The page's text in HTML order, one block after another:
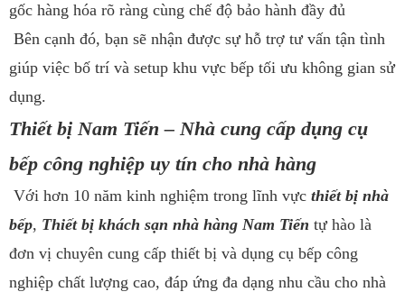
gốc hàng hóa rõ ràng cùng chế độ bảo hành đầy đủ
Bên cạnh đó, bạn sẽ nhận được sự hỗ trợ tư vấn tận tình
giúp việc bố trí và setup khu vực bếp tối ưu không gian sử
dụng.
Thiết bị Nam Tiến – Nhà cung cấp dụng cụ
bếp công nghiệp uy tín cho nhà hàng
Với hơn 10 năm kinh nghiệm trong lĩnh vực thiết bị nhà
bếp, Thiết bị khách sạn nhà hàng Nam Tiến tự hào là
đơn vị chuyên cung cấp thiết bị và dụng cụ bếp công
nghiệp chất lượng cao, đáp ứng đa dạng nhu cầu cho nhà